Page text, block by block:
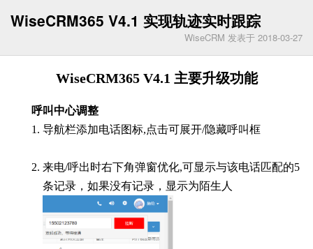
WiseCRM365 V4.1 实现轨迹实时跟踪
WiseCRM 发表于 2018-03-27
WiseCRM365 V4.1 主要升级功能
呼叫中心调整
导航栏添加电话图标,点击可展开/隐藏呼叫框
来电/呼出时右下角弹窗优化,可显示与该电话匹配的5
条记录，如果没有记录，显示为陌生人